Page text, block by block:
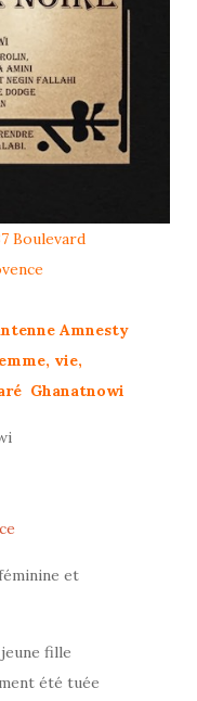
Boulevard
Amnesty
vie,
Ghanatnowi
et
jeune fille
été tuée